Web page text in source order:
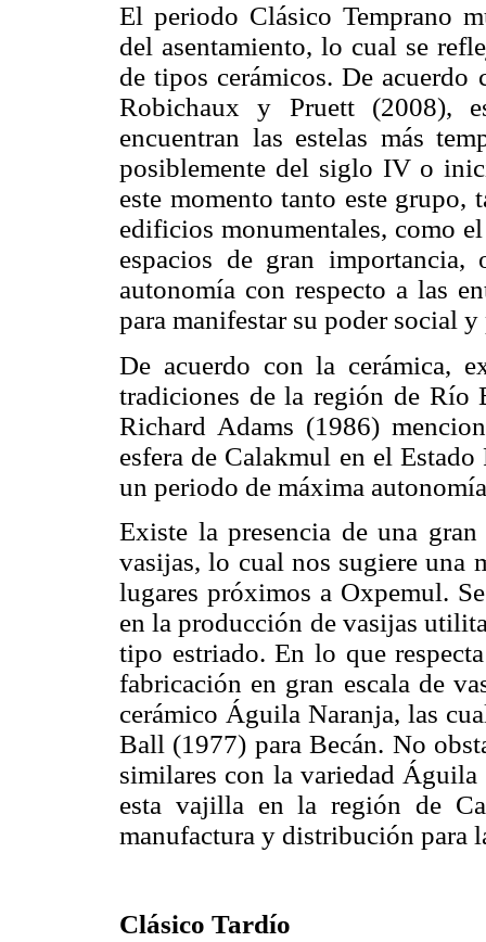
El periodo Clásico Temprano
del asentamiento, lo cual se
de tipos cerámicos. De
Robichaux y Pruett (2008),
encuentran las estelas más
posiblemente del siglo IV o
este momento tanto este grupo,
edificios monumentales, como
espacios de gran
autonomía con respecto a las
para manifestar su poder social
De acuerdo con la cerámica,
tradiciones de la región de Río
Richard Adams (1986)
esfera de Calakmul en el
un periodo de máxima
Existe la presencia de una
vasijas, lo cual nos sugiere una
lugares próximos a Oxpemul.
en la producción de vasijas
tipo estriado. En lo que
fabricación en gran escala de
cerámico Águila Naranja, las
Ball (1977) para Becán. No
similares con la variedad Águila
esta vajilla en la región de
manufactura y distribución para
Clásico Tardío